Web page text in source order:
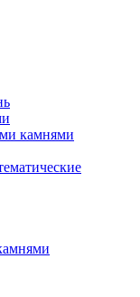
камнями